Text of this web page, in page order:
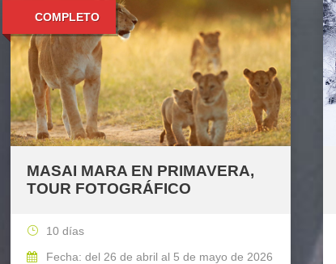
COMPLETO
MASAI MARA EN PRIMAVERA,
TOUR FOTOGRÁFICO
10 días
Fecha: del 26 de abril al 5 de mayo de 2026